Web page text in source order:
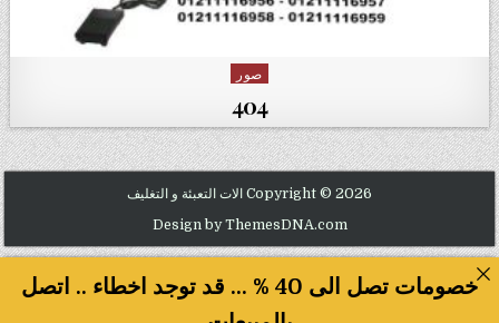
Posted in
صور
404
Copyright © 2026 الات التعبئة و التغليف
Design by ThemesDNA.com
خصومات تصل الى 40 % ... قد توجد اخطاء .. اتصل